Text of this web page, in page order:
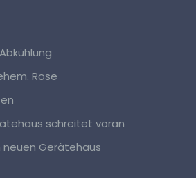
Rose
schreitet voran
Gerätehaus
werden.
oder für die Verarbeitung
für die Verarbeitung
die natürliche oder juristische
oder andere Stelle, die
mit anderen über die Zwecke
von personenbezogenen
Sind die Zwecke und Mittel dieser
Unionsrecht oder das Recht